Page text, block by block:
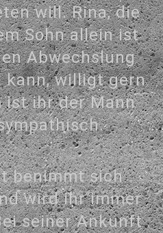
will. Rina, die
Sohn allein ist
Abwechslung
kann, willigt gern
ist ihr der Mann
benimmt sich
wird ihr immer
seiner Ankunft